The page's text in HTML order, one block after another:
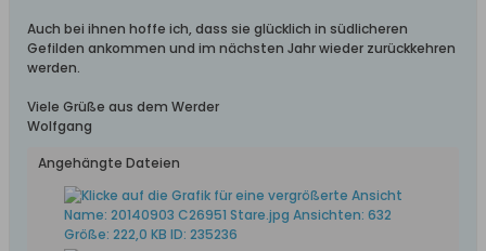
Auch bei ihnen hoffe ich, dass sie glücklich in südlicheren
Gefilden ankommen und im nächsten Jahr wieder zurückkehren
werden.
Viele Grüße aus dem Werder
Wolfgang
Angehängte Dateien